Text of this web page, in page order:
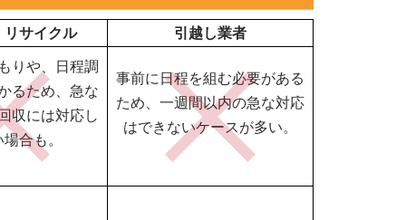
サイクル
引越し業者
りや、日程調
るため、急な
収には対応し
合も。
事前に日程を組む必要がある
ため、一週間以内の急な対応
はできないケースが多い。